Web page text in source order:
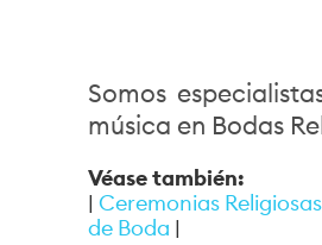
Somos
música en Bodas
Véase también:
| Ceremonias Religiosas
de Boda |